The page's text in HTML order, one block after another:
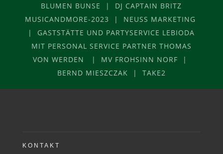
BLUMEN BUNSE | DJ CAPTAIN BRITZ
MUSICANDMORE-2023 | NEUSS MARKETING
| GASTSTÄTTE UND PARTYSERVICE LEBIODA
MIT PERSONAL SERVICE PARTNER THOMAS
VON WERDEN | MV FROHSINN NORF |
BERND MIESZCZAK | TAKE2
KONTAKT